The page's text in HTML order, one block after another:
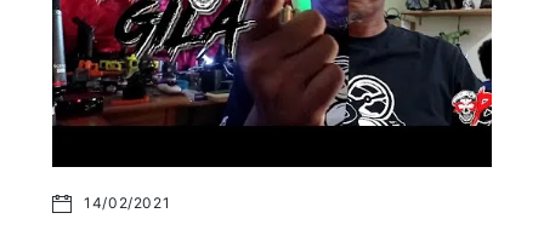
14/02/2021